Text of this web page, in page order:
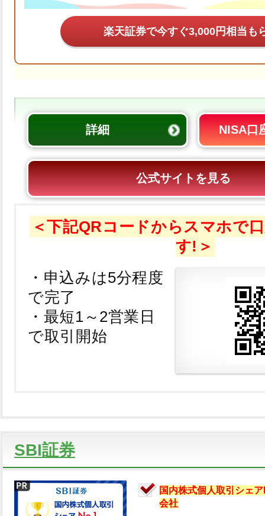
楽天証券で今すぐ も
詳細 NISA口
公式サイトを見る
＜下記QRコードからスマホで
す!＞
・申込みは5分程度
で完了
・最短1～2営業日
で取引開始
SBI証券
国内株式個人取引シェ
会社